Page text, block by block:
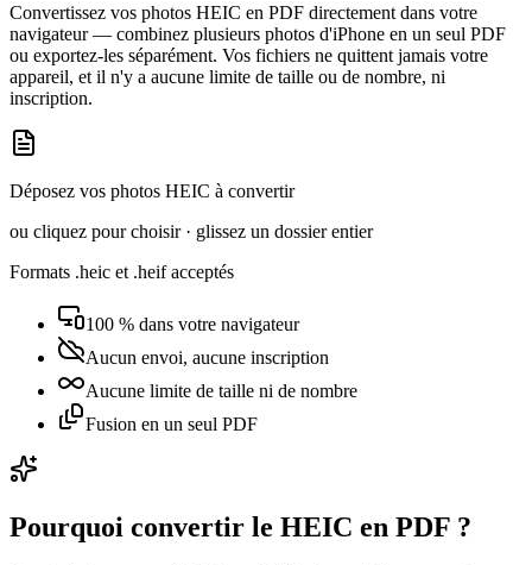
Convertissez vos photos HEIC en PDF directement dans votre
navigateur — combinez plusieurs photos d'iPhone en un seul PDF
ou exportez-les séparément. Vos fichiers ne quittent jamais votre
appareil, et il n'y a aucune limite de taille ou de nombre, ni
inscription.
Déposez vos photos HEIC à convertir
ou cliquez pour choisir · glissez un dossier entier
Formats .heic et .heif acceptés
100 % dans votre navigateur
Aucun envoi, aucune inscription
Aucune limite de taille ni de nombre
Fusion en un seul PDF
Pourquoi convertir le HEIC en PDF ?